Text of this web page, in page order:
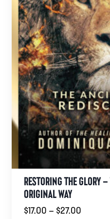
RESTORING THE GLORY
ORIGINAL WAY
$17.00 – $27.00